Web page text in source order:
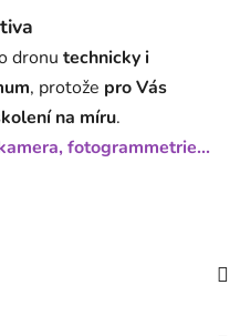
dronu technicky i
, protože pro Vás
na míru.
fotogrammetrie...